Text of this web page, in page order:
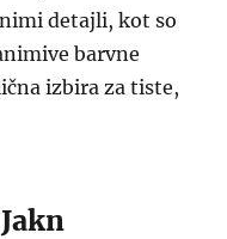
detajli, kot so
barvne
izbira za tiste,